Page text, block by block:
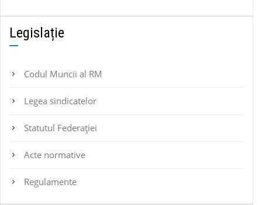
Legislație
Codul Muncii al RM
Legea sindicatelor
Statutul Federaţiei
Acte normative
Regulamente